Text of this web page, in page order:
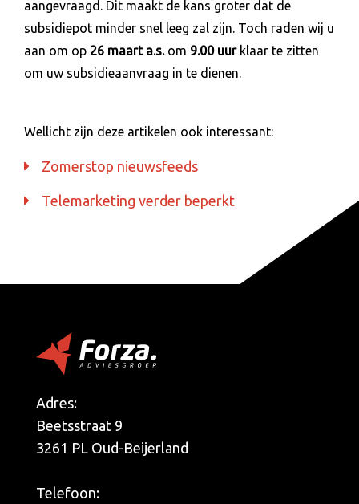
aangevraagd. Dit maakt de kans groter dat de
subsidiepot minder snel leeg zal zijn. Toch raden wij u
aan om op 26 maart a.s. om 9.00 uurklaar te zitten
om uw subsidieaanvraag in te dienen.
Wellicht zijn deze artikelen ook interessant:
Zomerstop nieuwsfeeds
Telemarketing verder beperkt
Adres:
Beetsstraat 9
3261 PL Oud-Beijerland
Telefoon: